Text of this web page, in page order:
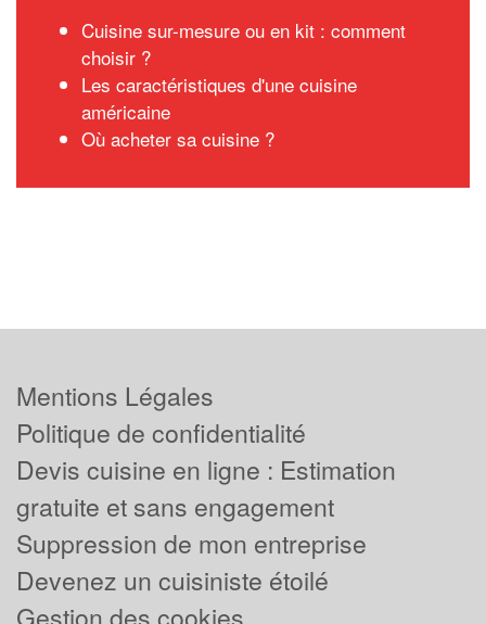
Cuisine sur-mesure ou en kit : comment
choisir ?
Les caractéristiques d'une cuisine
américaine
Où acheter sa cuisine ?
Mentions Légales
Politique de confidentialité
Devis cuisine en ligne : Estimation
gratuite et sans engagement
Suppression de mon entreprise
Devenez un cuisiniste étoilé
Gestion des cookies